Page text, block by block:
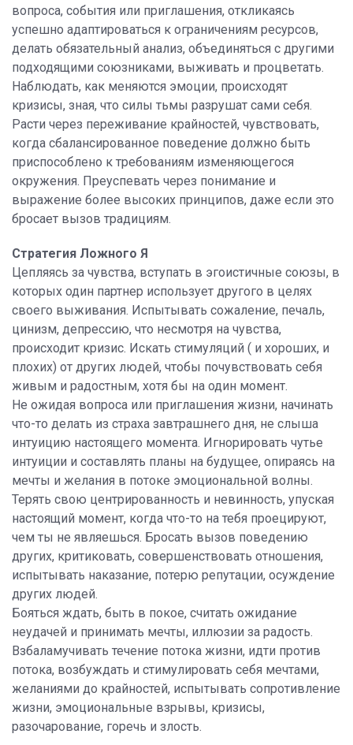
вопроса, события или приглашения, откликаясь
успешно адаптироваться к ограничениям ресурсов,
делать обязательный анализ, объединяться с другими
подходящими союзниками, выживать и процветать.
Наблюдать, как меняются эмоции, происходят
кризисы, зная, что силы тьмы разрушат сами себя.
Расти через переживание крайностей, чувствовать,
когда сбалансированное поведение должно быть
приспособлено к требованиям изменяющегося
окружения. Преуспевать через понимание и
выражение более высоких принципов, даже если это
бросает вызов традициям.
Стратегия Ложного Я
Цепляясь за чувства, вступать в эгоистичные союзы, в
которых один партнер использует другого в целях
своего выживания. Испытывать сожаление, печаль,
цинизм, депрессию, что несмотря на чувства,
происходит кризис. Искать стимуляций ( и хороших, и
плохих) от других людей, чтобы почувствовать себя
живым и радостным, хотя бы на один момент.
Не ожидая вопроса или приглашения жизни, начинать
что-то делать из страха завтрашнего дня, не слыша
интуицию настоящего момента. Игнорировать чутье
интуиции и составлять планы на будущее, опираясь на
мечты и желания в потоке эмоциональной волны.
Терять свою центрированность и невинность, упуская
настоящий момент, когда что-то на тебя проецируют,
чем ты не являешься. Бросать вызов поведению
других, критиковать, совершенствовать отношения,
испытывать наказание, потерю репутации, осуждение
других людей.
Бояться ждать, быть в покое, считать ожидание
неудачей и принимать мечты, иллюзии за радость.
Взбаламучивать течение потока жизни, идти против
потока, возбуждать и стимулировать себя мечтами,
желаниями до крайностей, испытывать сопротивление
жизни, эмоциональные взрывы, кризисы,
разочарование, горечь и злость.